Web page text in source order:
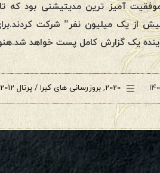
آمیز ترین مدیتیشنی بود که
از یک میلیون نفر” شرکت
یک گزارش کامل پست خواهد
2020
, بروزرسانی های کبرا / پرتال 2012